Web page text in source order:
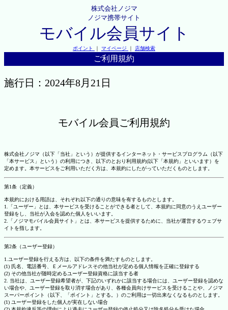
株式会社ノジマ
ノジマ携帯サイト
モバイル会員サイト
ポイント ｜ マイページ ｜ 店舗検索
ご利用規約
施行日：2024年8月21日
モバイル会員ご利用規約
株式会社ノジマ（以下「当社」という）が提供するインターネット・サービスプログラム（以下
「本サービス」という）の利用につき、以下のとおり利用規約(以下「本規約」といいます）を
定めます。本サービスをご利用いただく方は、本規約にしたがっていただくものとします。
第1条（定義）
本規約における用語は、それぞれ以下の通りの意味を有するものとします。
1.「ユーザー」とは、本サービスを受けることができる者として、本規約に同意のうえユーザー
登録をし、当社が入会を認めた個人をいいます。
2.「ノジマモバイル会員サイト」とは、本サービスを提供するために、当社が運営するウェブサ
イトを指します。
第2条（ユーザー登録）
1.ユーザー登録を行える方は、以下の条件を満たすものとします。
(1) 氏名、電話番号、Ｅメールアドレスその他当社が定める個人情報を正確に登録する
(2) その他当社が随時定めるユーザー登録資格に該当する者
2. 当社は、ユーザー登録希望者が、下記のいずれかに該当する場合には、ユーザー登録を認めな
い場合や、ユーザー登録を取り消す場合があり、各種会員向けサービスを受けることや、ノジマ
スーパーポイント（以下、「ポイント」とする。）のご利用は一切出来なくなるものとします。
(1) ユーザー登録をした個人が実在しない場合